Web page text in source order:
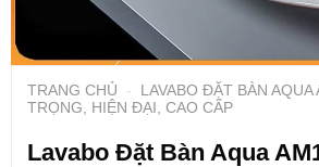
TRANG CHỦ -
LAVABO ĐẶT BÀN AQUA
TRỌNG, HIỆN ĐẠI, CAO CẤP
Lavabo Đặt Bàn Aqua